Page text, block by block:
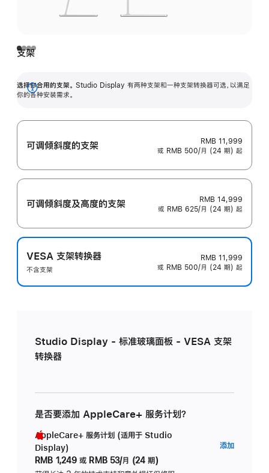
支架
选择你合用的支架。 Studio Display 有两种支架和一种支架转换器可选，以满足
你的各种安装需求。
展
可调倾斜度的支架
RMB 11,999
或 RMB 500/月 (24 期) 起
可调倾斜度及高‍度的支‍架
RMB 14,999
或 RMB 625/月 (24 期) 起
VESA 支架转换器
不含支架
RMB 11,999
或 RMB 500/月 (24 期) 起
Studio Display - 标准玻璃面板 - VESA 支架
转换器
是否要添加 AppleCare+ 服务计划？
AppleCare+ 服务计划 (适用于 Studio
Display)
RMB 1,249 或 RMB 53/月 (24 期)
添加